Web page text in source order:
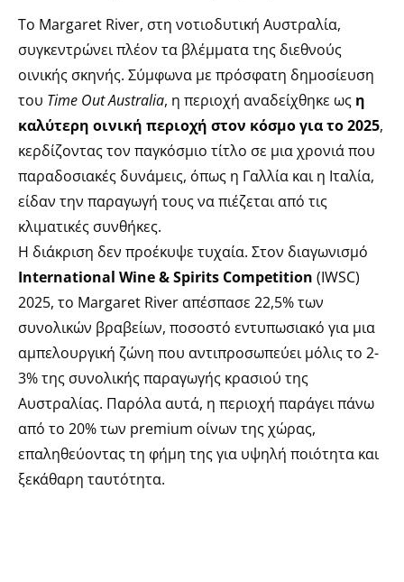
Το Margaret River, στη νοτιοδυτική Αυστραλία,
συγκεντρώνει πλέον τα βλέμματα της διεθνούς
οινικής σκηνής. Σύμφωνα με πρόσφατη δημοσίευση
του Time Out Australia, η περιοχή αναδείχθηκε ως η
καλύτερη οινική περιοχή στον κόσμο για το 2025,
κερδίζοντας τον παγκόσμιο τίτλο σε μια χρονιά που
παραδοσιακές δυνάμεις, όπως η Γαλλία και η Ιταλία,
είδαν την παραγωγή τους να πιέζεται από τις
κλιματικές συνθήκες.
Η διάκριση δεν προέκυψε τυχαία. Στον διαγωνισμό
International Wine & Spirits Competition (IWSC)
2025, το Margaret River απέσπασε 22,5% των
συνολικών βραβείων, ποσοστό εντυπωσιακό για μια
αμπελουργική ζώνη που αντιπροσωπεύει μόλις το 2-
3% της συνολικής παραγωγής κρασιού της
Αυστραλίας. Παρόλα αυτά, η περιοχή παράγει πάνω
από το 20% των premium οίνων της χώρας,
επαληθεύοντας τη φήμη της για υψηλή ποιότητα και
ξεκάθαρη ταυτότητα.